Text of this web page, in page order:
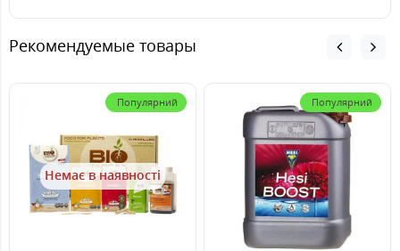
Рекомендуемые товары
Популярний
Немає в наявності
Популярний